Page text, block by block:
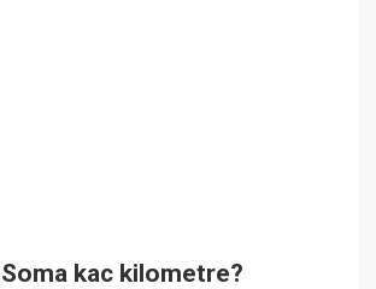
Soma kac kilometre?